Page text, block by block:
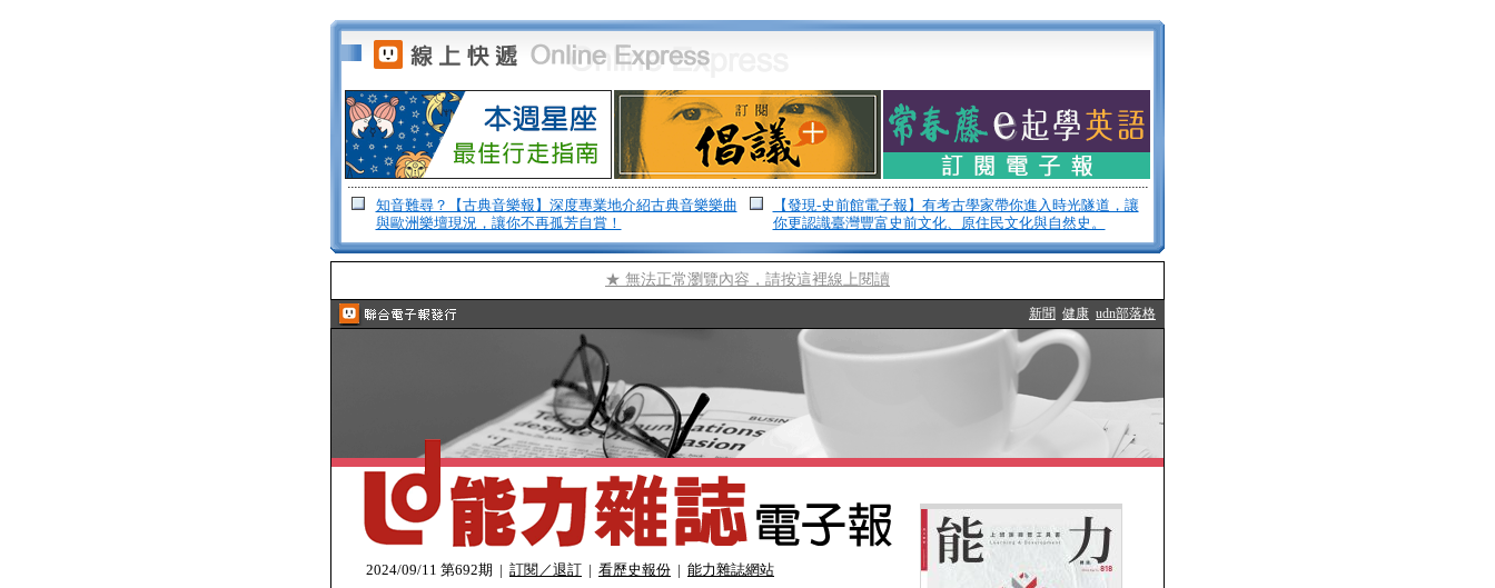
知音難尋？【古典音樂報】深度專業地介紹古典音樂樂曲
與歐洲樂壇現況，讓你不再孤芳自賞！
【發現-史前館電子報】有考古學家帶你進入時光隧道，讓
你更認識臺灣豐富史前文化、原住民文化與自然史。
★ 無法正常瀏覽內容，請按這裡線上閱讀
新聞 健康 udn部落格
2024/09/11 第692期 | 訂閱／退訂 | 看歷史報份 | 能力雜誌網站